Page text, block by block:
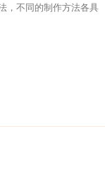
，不同的制作方法各具